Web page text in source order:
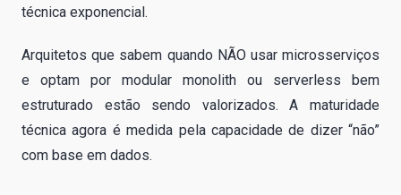
técnica exponencial.
Arquitetos que sabem quando NÃO usar microsserviços
e optam por modular monolith ou serverless bem
estruturado estão sendo valorizados. A maturidade
técnica agora é medida pela capacidade de dizer “não”
com base em dados.